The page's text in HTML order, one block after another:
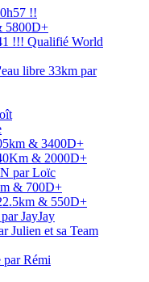
!!
5800D+
!!! Qualifié World
libre 33km par
& 3400D+
& 2000D+
par Loïc
& 700D+
& 550D+
JayJay
Julien et sa Team
par Rémi